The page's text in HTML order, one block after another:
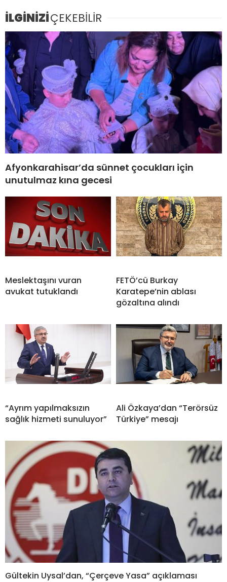
İLGİNİZİÇEKEBİLİR
Afyonkarahisar’da sünnet çocukları için
unutulmaz kına gecesi
Meslektaşını vuran
avukat tutuklandı
FETÖ’cü Burkay
Karatepe’nin ablası
gözaltına alındı
“Ayrım yapılmaksızın
sağlık hizmeti sunuluyor”
Ali Özkaya’dan “Terörsüz
Türkiye” mesajı
Gültekin Uysal’dan, “Çerçeve Yasa” açıklaması